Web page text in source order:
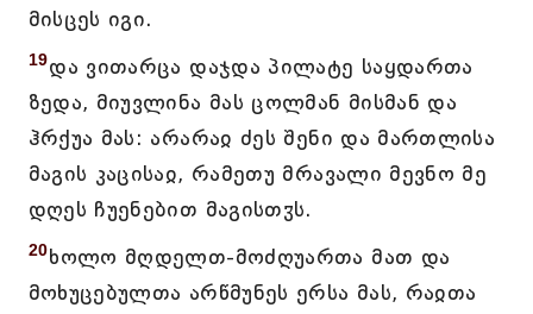
მისცეს იგი.
19და ვითარცა დაჯდა პილატე საყდართა
ზედა, მიუვლინა მას ცოლმან მისმან და
ჰრქუა მას: არარაჲ ძეს შენი და მართლისა
მაგის კაცისაჲ, რამეთუ მრავალი მევნო მე
დღეს ჩუენებით მაგისთჳს.
20ხოლო მღდელთ-მოძღუართა მათ და
მოხუცებულთა არწმუნეს ერსა მას, რაჲთა